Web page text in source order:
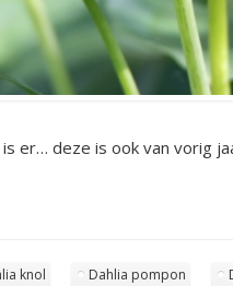
er… deze is ook van vorig
knol Dahlia pompon